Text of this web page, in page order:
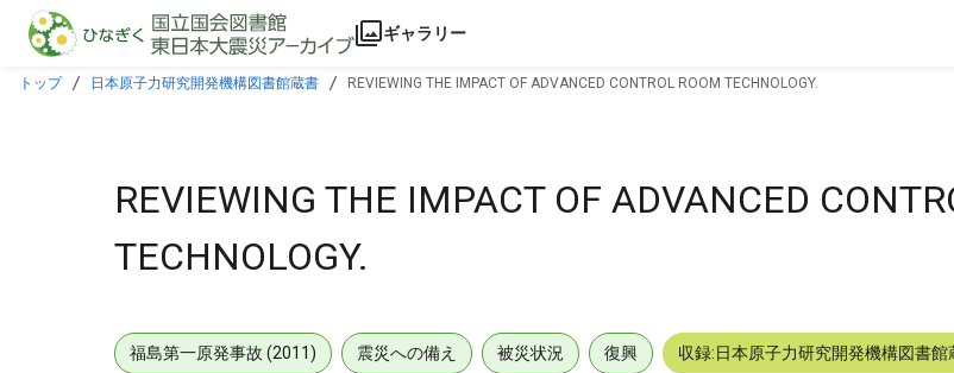
本文に飛ぶ
ギャラリー
トップ 日本原子力研究開発機構図書館蔵書 REVIEWING THE IMPACT OF ADVANCED CONTROL ROOM TECHNOLOGY.
REVIEWING THE IMPACT OF ADVANCED
TECHNOLOGY.
福島第一原発事故 (2011) 震災への備え 被災状況 復興 収録:日本原子力研究開発機構図書館